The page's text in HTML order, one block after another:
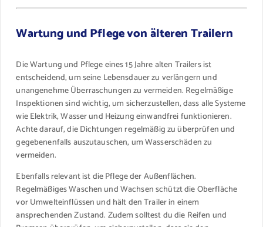
Wartung und Pflege von älteren Trailern
Die Wartung und Pflege eines 15 Jahre alten Trailers ist
entscheidend, um seine Lebensdauer zu verlängern und
unangenehme Überraschungen zu vermeiden. Regelmäßige
Inspektionen sind wichtig, um sicherzustellen, dass alle Systeme
wie Elektrik, Wasser und Heizung einwandfrei funktionieren.
Achte darauf, die Dichtungen regelmäßig zu überprüfen und
gegebenenfalls auszutauschen, um Wasserschäden zu
vermeiden.
Ebenfalls relevant ist die Pflege der Außenflächen.
Regelmäßiges Waschen und Wachsen schützt die Oberfläche
vor Umwelteinflüssen und hält den Trailer in einem
ansprechenden Zustand. Zudem solltest du die Reifen und